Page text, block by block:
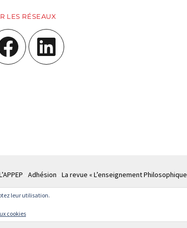
LES RÉSEAUX
LinkedIn
Adhésion La revue « L’enseignement
Mentions légales
leur utilisation.
cookies